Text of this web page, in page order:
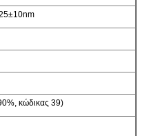
κώδικας 39)